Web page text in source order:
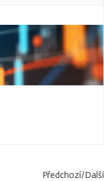
Předchozí/Další